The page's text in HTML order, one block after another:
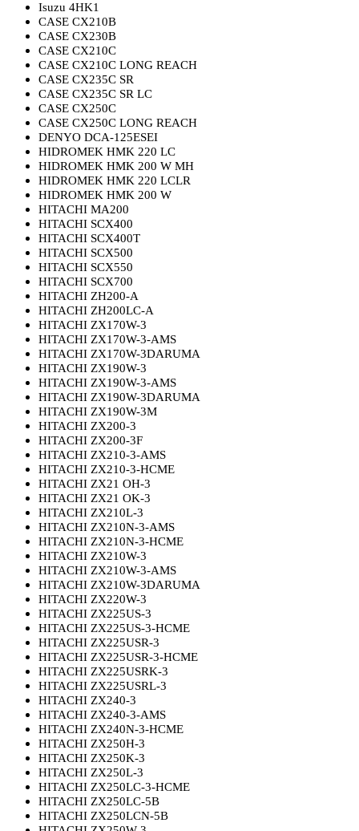
Isuzu 4HK1
CASE CX210B
CASE CX230B
CASE CX210C
CASE CX210C LONG REACH
CASE CX235C SR
CASE CX235C SR LC
CASE CX250C
CASE CX250C LONG REACH
DENYO DCA-125ESEI
HIDROMEK HMK 220 LC
HIDROMEK HMK 200 W MH
HIDROMEK HMK 220 LCLR
HIDROMEK HMK 200 W
HITACHI MA200
HITACHI SCX400
HITACHI SCX400T
HITACHI SCX500
HITACHI SCX550
HITACHI SCX700
HITACHI ZH200-A
HITACHI ZH200LC-A
HITACHI ZX170W-3
HITACHI ZX170W-3-AMS
HITACHI ZX170W-3DARUMA
HITACHI ZX190W-3
HITACHI ZX190W-3-AMS
HITACHI ZX190W-3DARUMA
HITACHI ZX190W-3M
HITACHI ZX200-3
HITACHI ZX200-3F
HITACHI ZX210-3-AMS
HITACHI ZX210-3-HCME
HITACHI ZX21 OH-3
HITACHI ZX21 OK-3
HITACHI ZX210L-3
HITACHI ZX210N-3-AMS
HITACHI ZX210N-3-HCME
HITACHI ZX210W-3
HITACHI ZX210W-3-AMS
HITACHI ZX210W-3DARUMA
HITACHI ZX220W-3
HITACHI ZX225US-3
HITACHI ZX225US-3-HCME
HITACHI ZX225USR-3
HITACHI ZX225USR-3-HCME
HITACHI ZX225USRK-3
HITACHI ZX225USRL-3
HITACHI ZX240-3
HITACHI ZX240-3-AMS
HITACHI ZX240N-3-HCME
HITACHI ZX250H-3
HITACHI ZX250K-3
HITACHI ZX250L-3
HITACHI ZX250LC-3-HCME
HITACHI ZX250LC-5B
HITACHI ZX250LCN-5B